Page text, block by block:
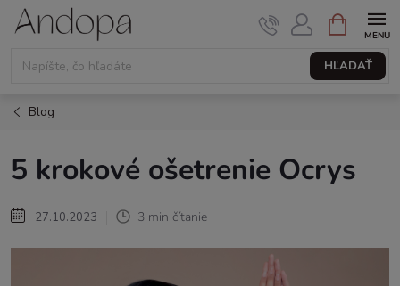
Prejsť
HĽADAŤ
NÁKUPNÝ
KOŠÍK
Blog
5 krokové ošetrenie Ocrys
27.10.2023 3 min čítanie